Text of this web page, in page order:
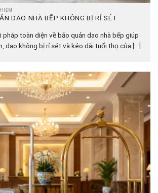
DAO NHÀ BẾP KHÔNG BỊ RỈ SÉT
pháp toàn diện về bảo quản dao nhà bếp giúp
dao không bị rỉ sét và kéo dài tuổi thọ của [...]